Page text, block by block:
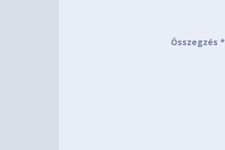
Összegzés *